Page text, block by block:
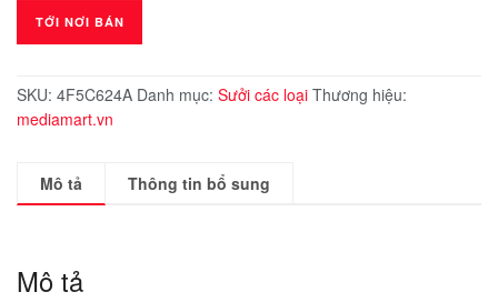
TỚI NƠI BÁN
SKU: 4F5C624A Danh mục: Sưởi các loại Thương hiệu:
mediamart.vn
Mô tả Thông tin bổ sung
Mô tả